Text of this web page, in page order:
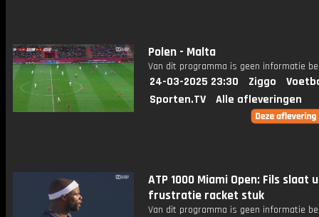
Polen - Malta
Van dit programma is geen informatie
24-03-2025 23:30 Ziggo
Sporten.TV
Alle afleveringen
ATP 1000 Miami Open: Fils slaat
frustratie racket stuk
Van dit programma is geen informatie